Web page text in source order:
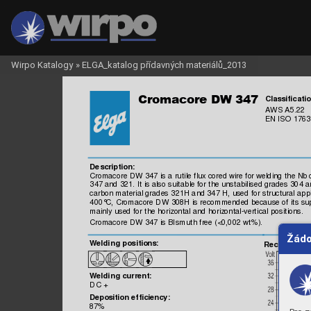
 Classificatio
AWS A5.22
EN ISO 17
Description:
Cromacore DW 347 is a rutile f lux cored wire for welding the Nb
347 and 321. It is also suitable for the unstabilised grades 304
carbon m aterial grades 321H and 347 H, used for structural
400°C, Cromacore DW 308H is recom mended because of its
mainly used for the horizontal and horizontal-vertical positions.
Cromacore DW 347 is BI sm uth free (<0,002 wt%).
Wel ding positions:

Welding current:
DC +
Deposition efficiency:
87%
Reco mmen
Wirpo Katalogy » ELGA_katalog přídavných materiálů_2013